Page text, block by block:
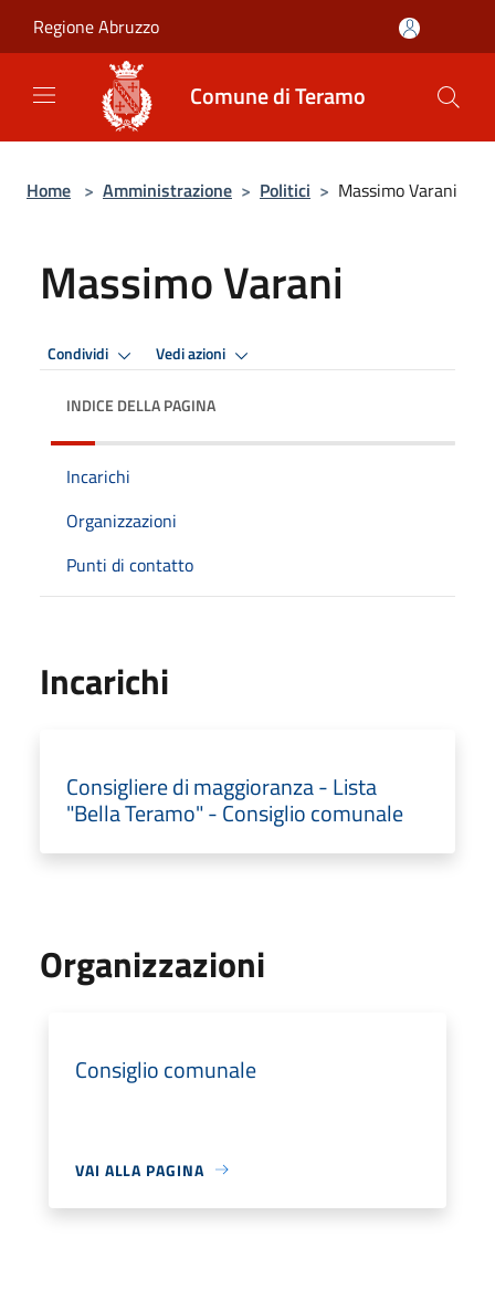
Regione Abruzzo
Comune di Teramo
Home > Amministrazione > Politici > Massimo Varani
Massimo Varani
Condividi Vedi azioni
INDICE DELLA PAGINA
Incarichi
Organizzazioni
Punti di contatto
Incarichi
Consigliere di maggioranza - Lista
"Bella Teramo" - Consiglio comunale
Organizzazioni
Consiglio comunale
VAI ALLA PAGINA